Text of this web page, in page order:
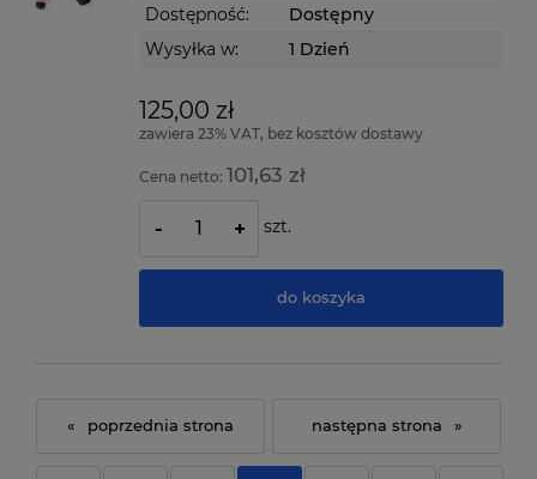
Dostępność:
Dostępny
Wysyłka w:
1 Dzień
125,00 zł
zawiera 23% VAT, bez kosztów dostawy
Cena netto: 101,63 zł
- + szt.
do koszyka
« »